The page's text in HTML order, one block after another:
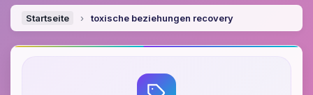
Startseite › toxische beziehungen recovery